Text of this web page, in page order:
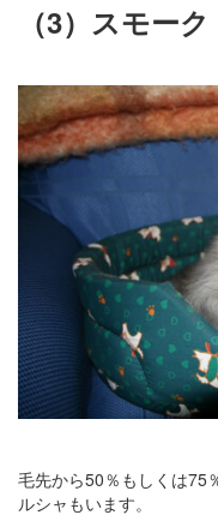
（3）スモーク
毛先から50％もしくは75
ルシャもいます。